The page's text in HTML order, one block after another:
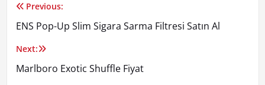
Yazı
gezinmesi
Previous:
ENS Pop-Up Slim Sigara Sarma Filtresi Satın Al
Next:
Marlboro Exotic Shuffle Fiyat